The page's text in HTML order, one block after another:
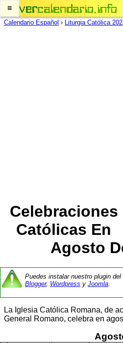
≡
Calendario Español › Liturgia Católica
Celebraciones
Católicas En
Agosto
Puedes instalar nuestro plugin
Blogger, Wordpress y Joomla.
La Iglesia Católica Romana, de
General Romano, celebra en